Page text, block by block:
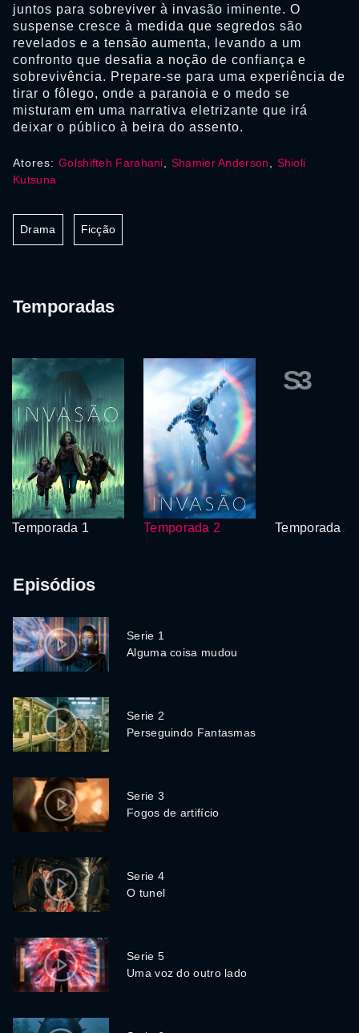
juntos para sobreviver à invasão iminente. O
suspense cresce à medida que segredos são
revelados e a tensão aumenta, levando a um
confronto que desafia a noção de confiança e
sobrevivência. Prepare-se para uma experiência de
tirar o fôlego, onde a paranoia e o medo se
misturam em uma narrativa eletrizante que irá
deixar o público à beira do assento.
Atores: Golshifteh Farahani Shamier Anderson
Shioli
Kutsuna
Drama Ficção
Temporadas
Temporada 1 Temporada 2
S3
Temporada 3
Episódios
Serie 1
Alguma coisa mudou
Serie 2
Perseguindo Fantasmas
Serie 3
Fogos de artifício
Serie 4
O tunel
Serie 5
Uma voz do outro lado